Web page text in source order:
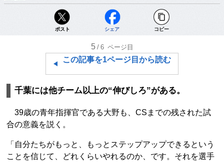
ポスト シェア コピー
5 /6 ページ目
この記事を1ページ目から読む
千葉には他チーム以上の“伸びしろ”がある。
39歳の青年指揮官である大野も、CSまでの残された試
合の意義を説く。
「自分たちがもっと、もっとステップアップできるという
ことを信じて、どれくらいやれるのか、です。それを選手